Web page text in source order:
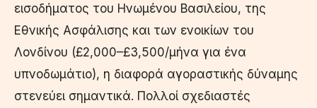
εισοδήματος του Ηνωμένου Βασιλείου, της
Εθνικής Ασφάλισης και των ενοικίων του
Λονδίνου (£2,000–£3,500/μήνα για ένα
υπνοδωμάτιο), η διαφορά αγοραστικής δύναμης
στενεύει σημαντικά. Πολλοί σχεδιαστές